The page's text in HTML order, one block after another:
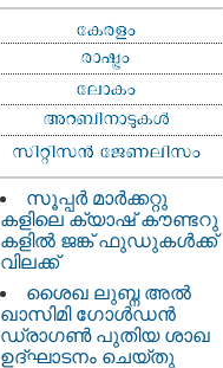
സൂപ്പർ മാർക്കറ്റു
കളിലെ ക്യാഷ് കൗണ്ടറു
കളിൽ ജങ്ക് ഫുഡുകൾക്ക്
വിലക്ക്
ശൈഖ ലുബ്ന അൽ
ഖാസിമി ഗോൾഡൻ
ഡ്രാഗൺ പുതിയ ശാഖ
ഉദ്ഘാടനം ചെയ്തു